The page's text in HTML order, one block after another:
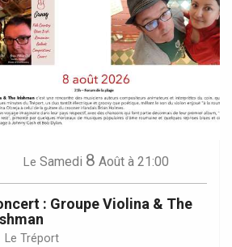
Le Samedi 8 Août à 21:00
: Groupe Violina & The
Le Tréport